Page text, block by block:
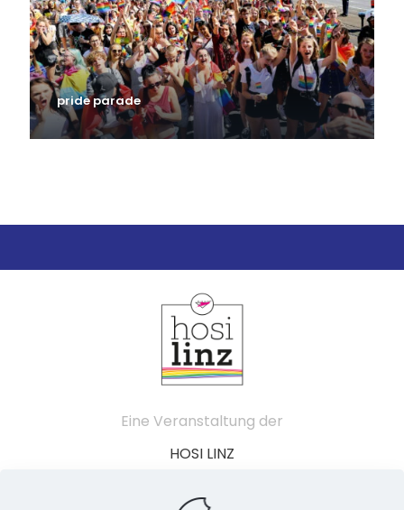
pride parade
Eine Veranstaltung der
HOSI LINZ
4020 Linz